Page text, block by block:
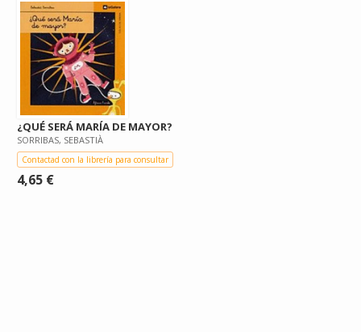
¿QUÉ SERÁ MARÍA DE MAYOR?
SORRIBAS, SEBASTIÀ
Contactad con la librería para consultar
4,65 €